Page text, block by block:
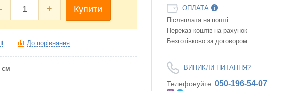
- + Купити
До порівняння
см
ОПЛАТА
Післяплата на пошті
Переказ коштів на рахунок
Безготівково за договором
ВИНИКЛИ ПИТАННЯ?
Телефонуйте: 050-196-54-07